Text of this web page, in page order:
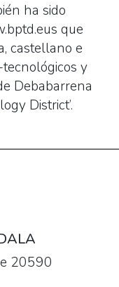
ha sido
que
castellano e
y
Debabarrena
District’.
20590